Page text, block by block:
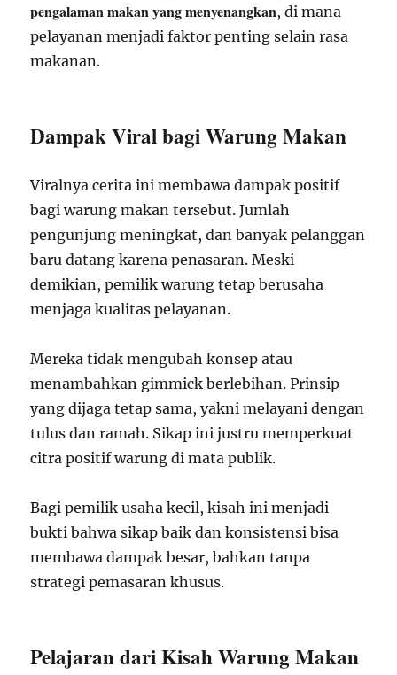
pengalaman makan yang menyenangkan, di mana
pelayanan menjadi faktor penting selain rasa
makanan.
Dampak Viral bagi Warung Makan
Viralnya cerita ini membawa dampak positif
bagi warung makan tersebut. Jumlah
pengunjung meningkat, dan banyak pelanggan
baru datang karena penasaran. Meski
demikian, pemilik warung tetap berusaha
menjaga kualitas pelayanan.
Mereka tidak mengubah konsep atau
menambahkan gimmick berlebihan. Prinsip
yang dijaga tetap sama, yakni melayani dengan
tulus dan ramah. Sikap ini justru memperkuat
citra positif warung di mata publik.
Bagi pemilik usaha kecil, kisah ini menjadi
bukti bahwa sikap baik dan konsistensi bisa
membawa dampak besar, bahkan tanpa
strategi pemasaran khusus.
Pelajaran dari Kisah Warung Makan